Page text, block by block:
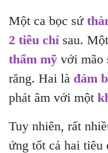
Một ca bọc sứ
2 tiêu chísau.
thẩm mỹ với mão
răng. Hai là đảm
phát âm với một
Tuy nhiên, rất
ứng tốt cả hai tiêu